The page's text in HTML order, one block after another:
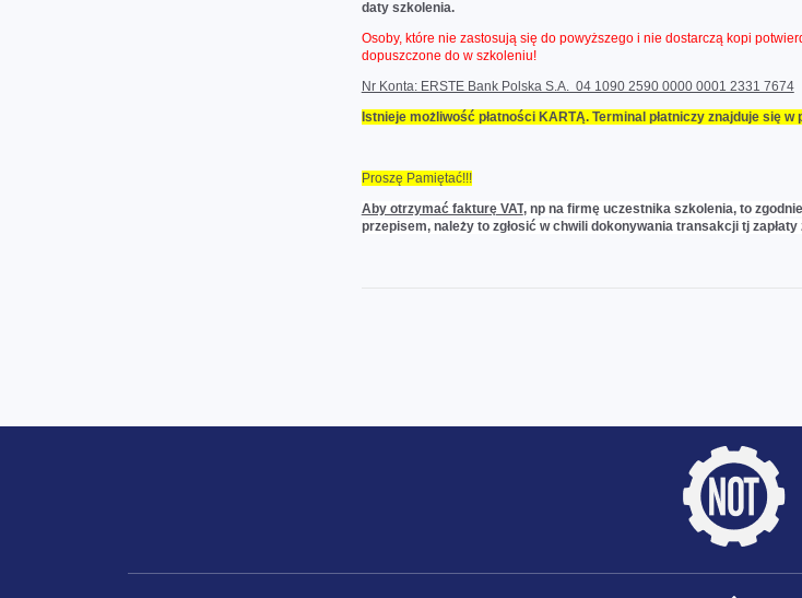
daty szkolenia.
Osoby, które nie zastosują się do powyższego i nie dostarczą kopi
dopuszczone do w szkoleniu!
Nr Konta: ERSTE Bank Polska S.A. 04 1090 2590 0000 0001 2331 7674
Istnieje możliwość płatności KARTĄ. Terminal płatniczy znajduje się w
Proszę Pamiętać!!!
Aby otrzymać fakturę VAT, np na firmę uczestnika szkolenia, to
przepisem, należy to zgłosić w chwili dokonywania transakcji tj zapłaty